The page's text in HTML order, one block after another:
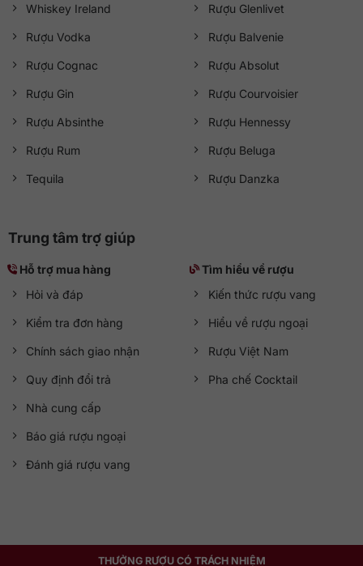
Whiskey Ireland
Rượu Vodka
Rượu Cognac
Rượu Gin
Rượu Absinthe
Rượu Rum
Tequila
Rượu Glenlivet
Rượu Balvenie
Rượu Absolut
Rượu Courvoisier
Rượu Hennessy
Rượu Beluga
Rượu Danzka
Trung tâm trợ giúp
Hỗ trợ mua hàng
Hỏi và đáp
Kiểm tra đơn hàng
Chính sách giao nhận
Quy định đổi trả
Nhà cung cấp
Báo giá rượu ngoại
Đánh giá rượu vang
Tìm hiểu về rượu
Kiến thức rượu vang
Hiểu về rượu ngoại
Rượu Việt Nam
Pha chế Cocktail
THƯỞNG RƯỢU CÓ TRÁCH NHIỆM